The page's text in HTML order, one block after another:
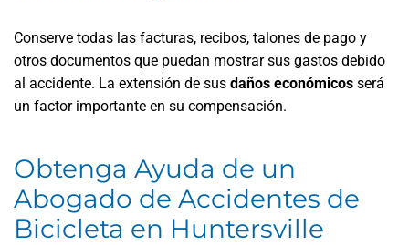
Conserve todas las facturas, recibos, talones de pago y
otros documentos que puedan mostrar sus gastos debido
al accidente. La extensión de sus daños económicos será
un factor importante en su compensación.
Obtenga Ayuda de un
Abogado de Accidentes de
Bicicleta en Huntersville